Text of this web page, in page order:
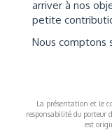
arriver à nos
petite
Nous comptons
La présentation et le
responsabilité du porteur
est